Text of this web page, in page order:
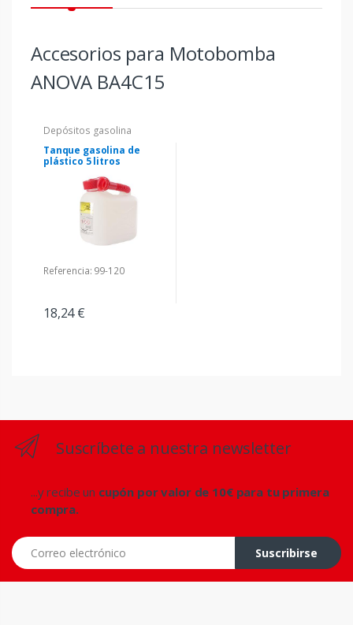
Accesorios para Motobomba
ANOVA BA4C15
Depósitos gasolina
Tanque gasolina de
plástico 5 litros
Referencia: 99-120
18,24 €
Suscríbete a nuestra newsletter
...y recibe un cupón por valor de 10€ para tu primera
compra.
Correo electrónico
Suscribirse